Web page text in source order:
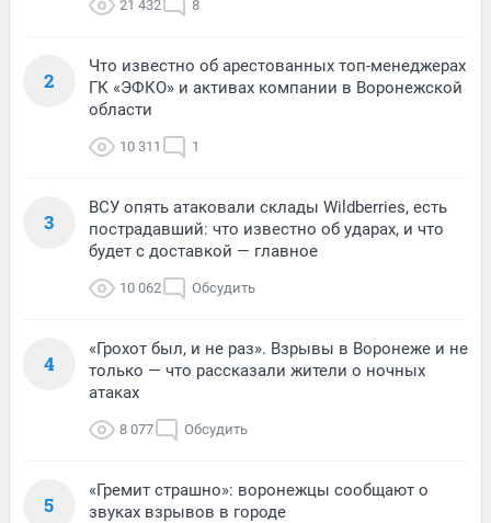
21 432 8
2
Что известно об арестованных топ-менеджерах
ГК «ЭФКО» и активах компании в Воронежской
области
10 311 1
3
ВСУ опять атаковали склады Wildberries, есть
пострадавший: что известно об ударах, и что
будет с доставкой — главное
10 062 Обсудить
4
«Грохот был, и не раз». Взрывы в Воронеже и не
только — что рассказали жители о ночных
атаках
8 077 Обсудить
5
«Гремит страшно»: воронежцы сообщают о
звуках взрывов в городе